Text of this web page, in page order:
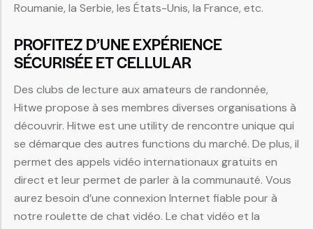
Roumanie, la Serbie, les États-Unis, la France, etc.
PROFITEZ D’UNE EXPÉRIENCE
SÉCURISÉE ET CELLULAR
Des clubs de lecture aux amateurs de randonnée,
Hitwe propose à ses membres diverses organisations à
découvrir. Hitwe est une utility de rencontre unique qui
se démarque des autres functions du marché. De plus, il
permet des appels vidéo internationaux gratuits en
direct et leur permet de parler à la communauté. Vous
aurez besoin d’une connexion Internet fiable pour à
notre roulette de chat vidéo. Le chat vidéo et la